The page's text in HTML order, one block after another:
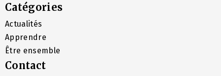
Catégories
Actualités
Apprendre
Être ensemble
Contact